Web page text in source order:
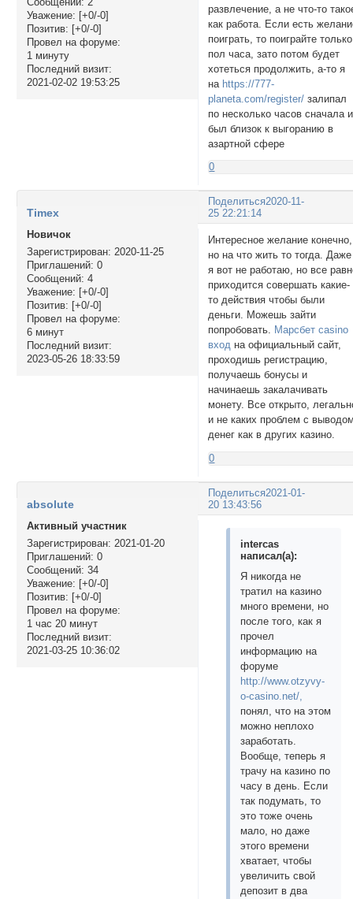
Уважение: [+0/-0]
Позитив: [+0/-0]
Провел на форуме:
1 минуту
Последний визит:
2021-02-02 19:53:25
развлечение, а не что-то
как работа. Если есть
поиграть, то поиграйте только
пол часа, зато потом будет
хотеться продолжить, а-то я
на https://777-
planeta.com/register/ залипал
по несколько часов сначала и
был близок к выгоранию в
азартной сфере
0
Поделиться2020-11-
25 22:21:14
Timex
Новичок
Зарегистрирован: 2020-11-25
Приглашений: 0
Сообщений: 4
Уважение: [+0/-0]
Позитив: [+0/-0]
Провел на форуме:
6 минут
Последний визит:
2023-05-26 18:33:59
Интересное желание конечно,
но на что жить то тогда. Даже
я вот не работаю, но все
приходится совершать какие-
то действия чтобы были
деньги. Можешь зайти
попробовать. Марсбет casino
вход на официальный сайт,
проходишь регистрацию,
получаешь бонусы и
начинаешь закалачивать
монету. Все открыто,
и не каких проблем с
денег как в других казино.
0
Поделиться2021-01-
20 13:43:56
absolute
Активный участник
Зарегистрирован: 2021-01-20
Приглашений: 0
Сообщений: 34
Уважение: [+0/-0]
Позитив: [+0/-0]
Провел на форуме:
1 час 20 минут
Последний визит:
2021-03-25 10:36:02
intercas
написал(а):
Я никогда не
тратил на казино
много времени, но
после того, как я
прочел
информацию на
форуме
http://www.otzyvy-
o-casino.net/,
понял, что на этом
можно неплохо
заработать.
Вообще, теперь я
трачу на казино по
часу в день. Если
так подумать, то
это тоже очень
мало, но даже
этого времени
хватает, чтобы
увеличить свой
депозит в два